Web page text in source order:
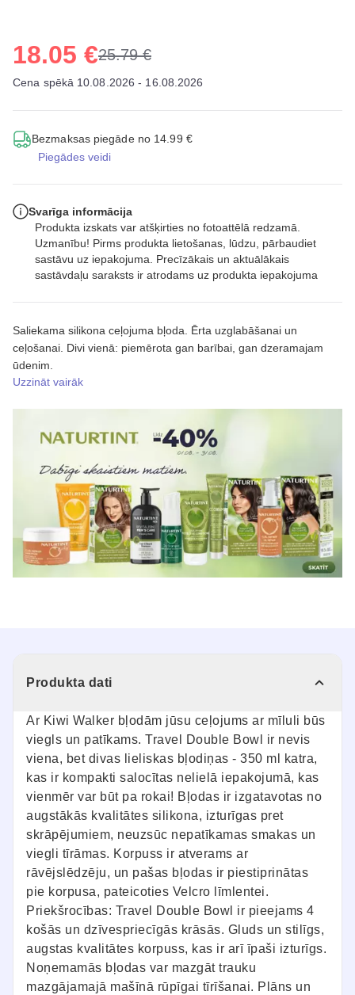
18.05 €25.79 €
Cena spēkā 10.08.2026 - 16.08.2026
Bezmaksas piegāde no 14.99 €
Piegādes veidi
Saliekama silikona ceļojuma bļoda. Ērta uzglabāšanai un
ceļošanai. Divi vienā: piemērota gan barībai, gan dzeramajam
ūdenim.
Uzzināt vairāk
Svarīga informācija
Produkta izskats var atšķirties no fotoattēlā redzamā.
Uzmanību! Pirms produkta lietošanas, lūdzu, pārbaudiet
sastāvu uz iepakojuma. Precīzākais un aktuālākais
sastāvdaļu saraksts ir atrodams uz produkta iepakojuma
Produkta dati
Ar Kiwi Walker bļodām jūsu ceļojums ar mīluli būs
viegls un patīkams. Travel Double Bowl ir nevis
viena, bet divas lieliskas bļodiņas - 350 ml katra,
kas ir kompakti salocītas nelielā iepakojumā, kas
vienmēr var būt pa rokai! Bļodas ir izgatavotas no
augstākās kvalitātes silikona, izturīgas pret
skrāpējumiem, neuzsūc nepatīkamas smakas un
viegli tīrāmas. Korpuss ir atverams ar
rāvējslēdzēju, un pašas bļodas ir piestiprinātas
pie korpusa, pateicoties Velcro līmlentei.
Priekšrocības: Travel Double Bowl ir pieejams 4
košās un dzīvespriecīgās krāsās. Gluds un stilīgs,
augstas kvalitātes korpuss, kas ir arī īpaši izturīgs.
Noņemamās bļodas var mazgāt trauku
mazgājamajā mašīnā rūpīgai tīrīšanai. Plāns un